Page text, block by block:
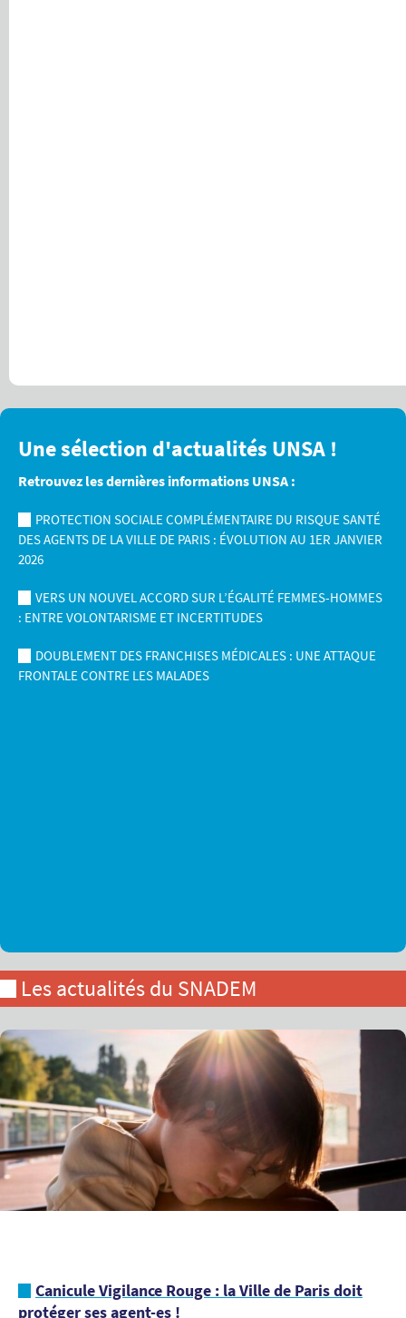
Une sélection d'actualités UNSA !
Retrouvez les dernières informations UNSA :
PROTECTION SOCIALE COMPLÉMENTAIRE DU RISQUE SANTÉ
DES AGENTS DE LA VILLE DE PARIS : ÉVOLUTION AU 1ER JANVIER
2026
VERS UN NOUVEL ACCORD SUR L’ÉGALITÉ FEMMES-HOMMES
: ENTRE VOLONTARISME ET INCERTITUDES
DOUBLEMENT DES FRANCHISES MÉDICALES : UNE ATTAQUE
FRONTALE CONTRE LES MALADES
Les actualités du SNADEM
Canicule Vigilance Rouge : la Ville de Paris doit
protéger ses agent-es !